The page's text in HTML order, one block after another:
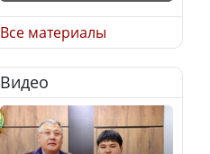
В РФ вынесен заочный
приговор по уголовному
делу об убийстве Игоря
Талькова
Все материалы
Видео